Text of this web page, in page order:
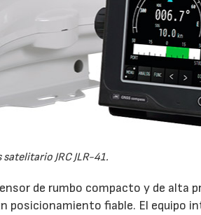
satelitario JRC JLR-41.
de rumbo compacto y de alta
fiable. El equipo